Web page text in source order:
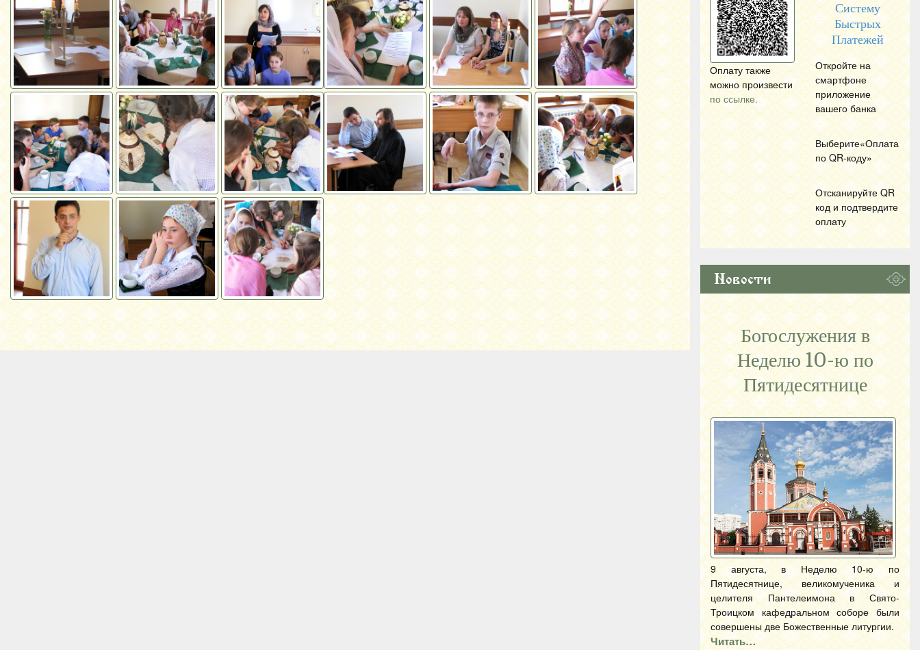
Оплату также
можно произвести
по ссылке.
Систему
Быстрых
Платежей
Откройте на
смартфоне
приложение
вашего банка
Выберите«Оплата
по QR-коду»
Отсканируйте QR
код и подтвердите
оплату
Новости
Богослужения в
Неделю 10-ю по
Пятидесятнице
9 августа, в Неделю 10-ю по
Пятидесятнице, великомученика и
целителя Пантелеимона в Свято-
Троицком кафедральном соборе были
совершены две Божественные литургии.
Читать…